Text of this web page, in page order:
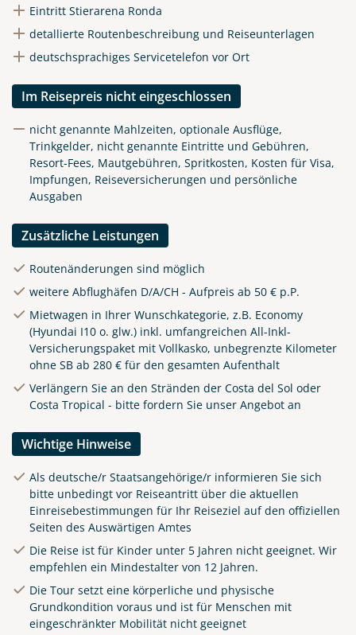
Eintritt Stierarena Ronda
detallierte Routenbeschreibung und Reiseunterlagen
deutschsprachiges Servicetelefon vor Ort
Im Reisepreis nicht eingeschlossen
nicht genannte Mahlzeiten, optionale Ausflüge,
Trinkgelder, nicht genannte Eintritte und Gebühren,
Resort-Fees, Mautgebühren, Spritkosten, Kosten für Visa,
Impfungen, Reiseversicherungen und persönliche
Ausgaben
Zusätzliche Leistungen
Routenänderungen sind möglich
weitere Abflughäfen D/A/CH - Aufpreis ab 50 € p.P.
Mietwagen in Ihrer Wunschkategorie, z.B. Economy
(Hyundai I10 o. glw.) inkl. umfangreichen All-Inkl-
Versicherungspaket mit Vollkasko, unbegrenzte Kilometer
ohne SB ab 280 € für den gesamten Aufenthalt
Verlängern Sie an den Stränden der Costa del Sol oder
Costa Tropical - bitte fordern Sie unser Angebot an
Wichtige Hinweise
Als deutsche/r Staatsangehörige/r informieren Sie sich
bitte unbedingt vor Reiseantritt über die aktuellen
Einreisebestimmungen für Ihr Reiseziel auf den offiziellen
Seiten des Auswärtigen Amtes
Die Reise ist für Kinder unter 5 Jahren nicht geeignet. Wir
empfehlen ein Mindestalter von 12 Jahren.
Die Tour setzt eine körperliche und physische
Grundkondition voraus und ist für Menschen mit
eingeschränkter Mobilität nicht geeignet